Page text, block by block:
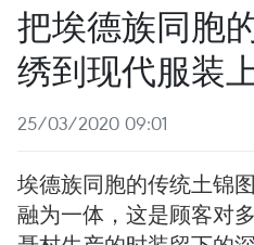
把埃德族同胞
绣到现代服装
25/03/2020 09:01
埃德族同胞的传统土锦
融为一体，这是顾客对